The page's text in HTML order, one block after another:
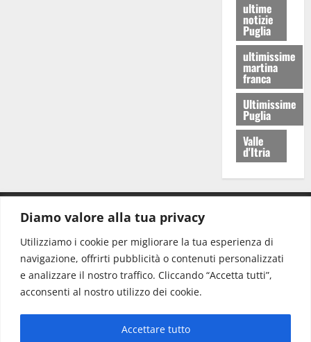
Diamo valore alla tua privacy
Utilizziamo i cookie per migliorare la tua esperienza di
navigazione, offrirti pubblicità o contenuti personalizzati
e analizzare il nostro traffico. Cliccando “Accetta tutti”,
acconsenti al nostro utilizzo dei cookie.
Accettare tutto
ultime
notizie
Puglia
ultimissime
martina
franca
Ultimissime
Puglia
Valle
d'Itria
Redazione: redazione@www.martinasera.it
Direttore:direttore@www.martinasera.it
Info & Commerciale:info@www.martinasera.it